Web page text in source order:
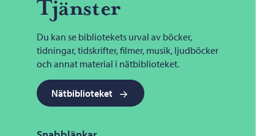
Tjänster
Du kan se bibliotekets urval av böcker,
tidningar, tidskrifter, filmer, musik, ljudböcker
och annat material i nätbiblioteket.
Nätbiblioteket